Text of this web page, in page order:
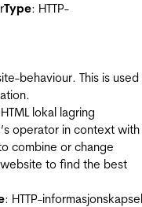
Type: HTTP-
behaviour. This is used
lokal lagring
operator in context with
combine or change
to find the best
: HTTP-informasjonskapsel